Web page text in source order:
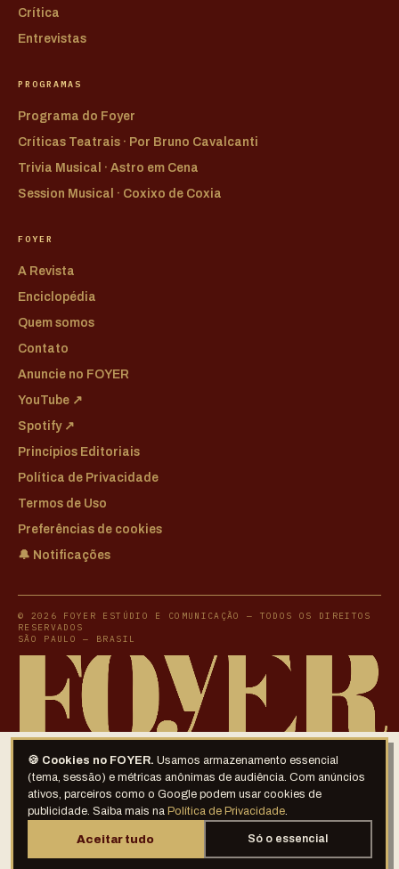
🍪 Cookies no FOYER. Usamos armazenamento essencial
(tema, sessão) e métricas anônimas de audiência. Com anúncios
ativos, parceiros como o Google podem usar cookies de
publicidade. Saiba mais na Política de Privacidade.
Aceitar tudo Só o essencial
Crítica
Entrevistas
PROGRAMAS
Programa do Foyer
Críticas Teatrais · Por Bruno Cavalcanti
Trivia Musical · Astro em Cena
Session Musical · Coxixo de Coxia
FOYER
A Revista
Enciclopédia
Quem somos
Contato
Anuncie no FOYER
YouTube ↗
Spotify ↗
Princípios Editoriais
Política de Privacidade
Termos de Uso
Preferências de cookies
🔔 Notificações
© 2026 FOYER ESTÚDIO E COMUNICAÇÃO — TODOS OS DIREITOS
RESERVADOS
SÃO PAULO — BRASIL